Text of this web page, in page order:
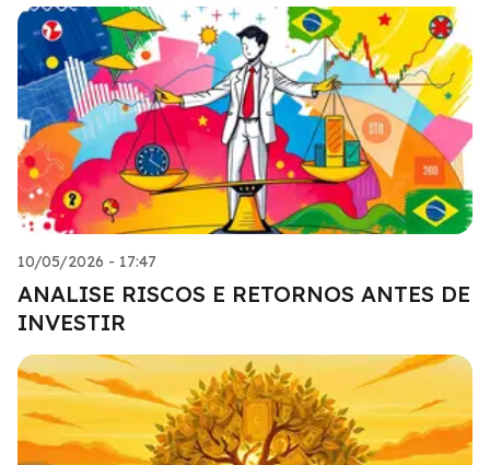
10/05/2026 - 17:47
ANALISE RISCOS E RETORNOS ANTES DE
INVESTIR